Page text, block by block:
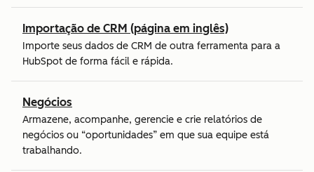
Importação de CRM (página em inglês)
Importe seus dados de CRM de outra ferramenta para a
HubSpot de forma fácil e rápida.
Negócios
Armazene, acompanhe, gerencie e crie relatórios de
negócios ou “oportunidades” em que sua equipe está
trabalhando.